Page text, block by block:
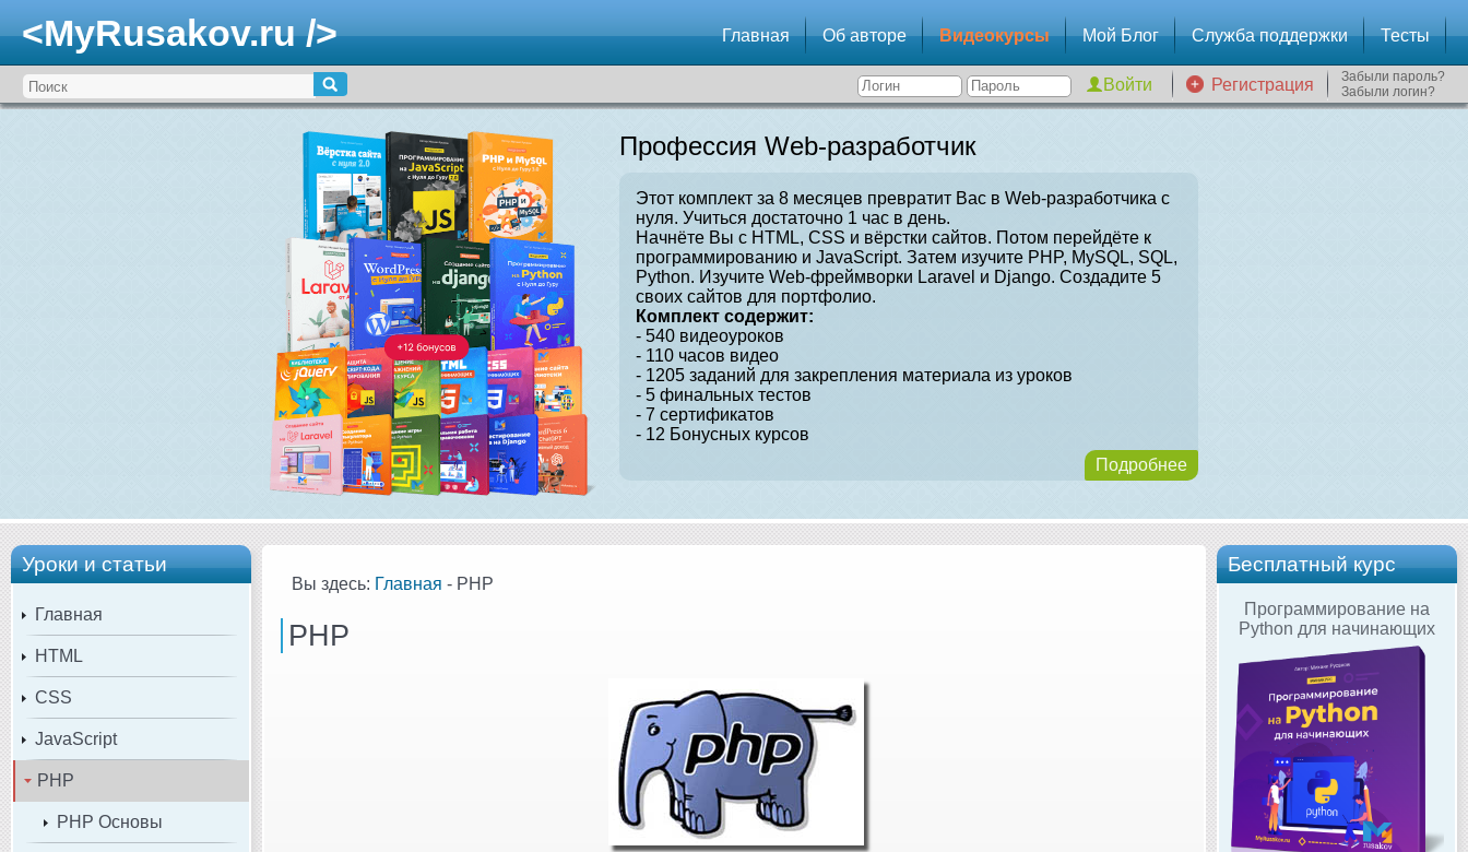
<MyRusakov.ru /> Главная Об авторе Видеокурсы Мой Блог Служба поддержки Тесты
Регистрация
Забыли пароль?
Забыли логин?
Профессия Web-разработчик
Этот комплект за 8 месяцев превратит Вас в Web-разработчика с
нуля. Учиться достаточно 1 час в день.
Начнёте Вы с HTML, CSS и вёрстки сайтов. Потом перейдёте к
программированию и JavaScript. Затем изучите PHP, MySQL, SQL,
Python. Изучите Web-фреймворки Laravel и Django. Создадите 5
своих сайтов для портфолио.
Комплект содержит:
- 540 видеоуроков
- 110 часов видео
- 1205 заданий для закрепления материала из уроков
- 5 финальных тестов
- 7 сертификатов
- 12 Бонусных курсов
Подробнее
Уроки и статьи
Главная
HTML
CSS
JavaScript
PHP
PHP Основы
Бесплатный курс
Программирование на
Python для начинающих
Вы здесь: Главная - PHP
PHP